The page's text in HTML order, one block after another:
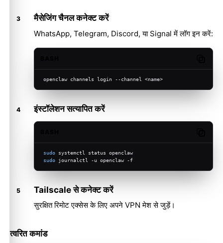
मैसेजिंग चैनल कनेक्ट करें
WhatsApp, Telegram, Discord, या Signal में लॉग इन करें:
openclaw channels login --channel <name>
इंस्टॉलेशन सत्यापित करें
sudo systemctl status openclaw
sudo journalctl -u openclaw -f
Tailscale से कनेक्ट करें
सुरक्षित रिमोट एक्सेस के लिए अपने VPN मेश से जुड़ें।
त्वरित कमांड